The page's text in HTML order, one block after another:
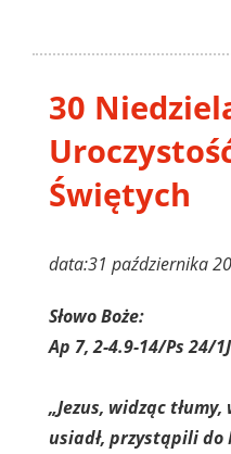
30
Świętych
data:31 października
Słowo Boże:
Ap 7, 2-4.9-14/Ps 24/
„Jezus, widząc
usiadł, przystąpili do